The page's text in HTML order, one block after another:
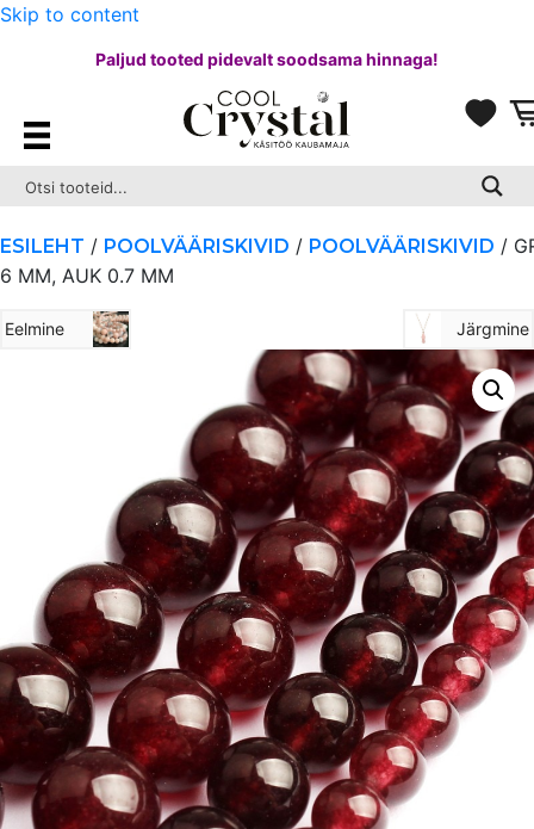
Skip to content
Paljud tooted pidevalt soodsama hinnaga!
ESILEHT / POOLVÄÄRISKIVID / POOLVÄÄRISKIVID /
6 MM, AUK 0.7 MM
Eelmine Järgmine